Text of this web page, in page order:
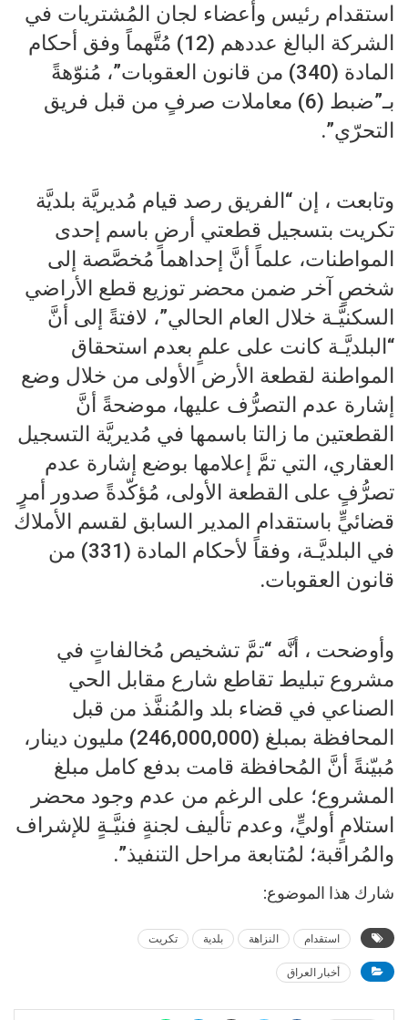
استقدام رئيس وأعضاء لجان المُشتريات في
الشركة البالغ عددهم (12) مُتَّهماً وفق أحكام
المادة (340) من قانون العقوبات”، مُنوّهةً
بـ”ضبط (6) معاملات صرفٍ من قبل فريق
التحرّي”.
وتابعت ، إن “الفريق رصد قيام مُديريَّة بلديَّة
تكريت بتسجيل قطعتي أرضٍ باسم إحدى
المواطنات، علماً أنَّ إحداهما مُخصَّصة إلى
شخصٍ آخر ضمن محضر توزيع قطع الأراضي
السكنيَّـة خلال العام الحالي”، لافتةً إلى أنَّ
“البلديَّـة كانت على علمٍ بعدم استحقاق
المواطنة لقطعة الأرض الأولى من خلال وضع
إشارة عدم التصرُّف عليها، موضحةً أنَّ
القطعتين ما زالتا باسمها في مُديريَّة التسجيل
العقاري، التي تمَّ إعلامها بوضع إشارة عدم
تصرُّفٍ على القطعة الأولى، مُؤكّدةً صدور أمرٍ
قضائيٍّ باستقدام المدير السابق لقسم الأملاك
في البلديَّـة، وفقاً لأحكام المادة (331) من
قانون العقوبات.
وأوضحت ، أنَّه “تمَّ تشخيص مُخالفاتٍ في
مشروع تبليط تقاطع شارع مقابل الحي
الصناعي في قضاء بلد والمُنفَّذ من قبل
المحافظة بمبلغ (246,000,000) مليون دينار،
مُبيّنةً أنَّ المُحافظة قامت بدفع كامل مبلغ
المشروع؛ على الرغم من عدم وجود محضر
استلامٍ أوليٍّ، وعدم تأليف لجنةٍ فنيَّـةٍ للإشراف
والمُراقبة؛ لمُتابعة مراحل التنفيذ”.
شارك هذا الموضوع:
استقدام النزاهة بلدية تكريت
أخبار العراق